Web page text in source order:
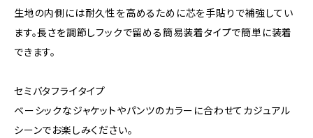
生地の内側には耐久性を高めるために芯を手貼りで補強してい
ます。長さを調節しフックで留める簡易装着タイプで簡単に装着
できます。
セミバタフライタイプ
ベーシックなジャケットやパンツのカラーに合わせてカジュアル
シーンでお楽しみください。